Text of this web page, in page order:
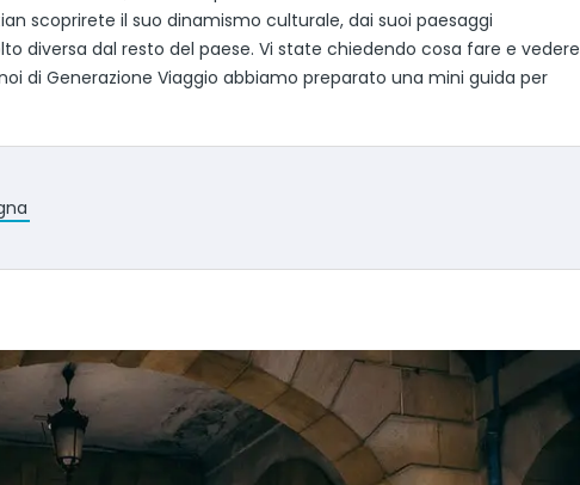
scoprirete il suo dinamismo culturale, dai suoi paesaggi
diversa dal resto del paese. Vi state chiedendo cosa fare e vedere
di Generazione Viaggio abbiamo preparato una mini guida per